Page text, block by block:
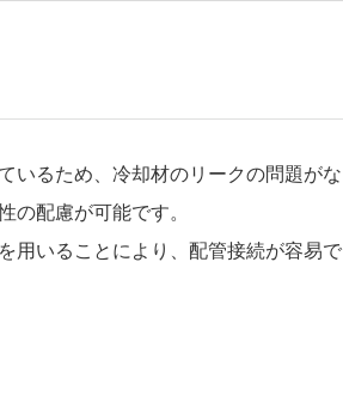
いるため、冷却材のリークの問題がな
の配慮が可能です。
用いることにより、配管接続が容易で